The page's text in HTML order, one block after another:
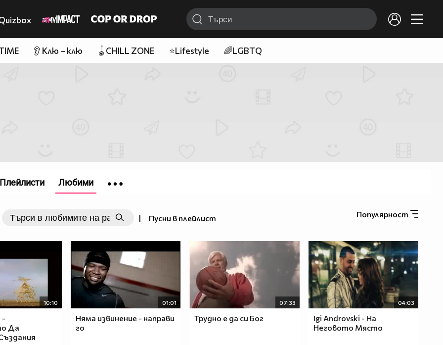
👂 Клю – клю 🪀CHILL ZONE ⭐Lifestyle 🌈LGBTQ
| Пусни в плейлист Популярност
10:10
-
Да
01:01
Няма извинение - направи
го
07:33
Трудно е да си Бог
04:03
Igi Androvski - На
Неговото Място
Плейлисти Любими